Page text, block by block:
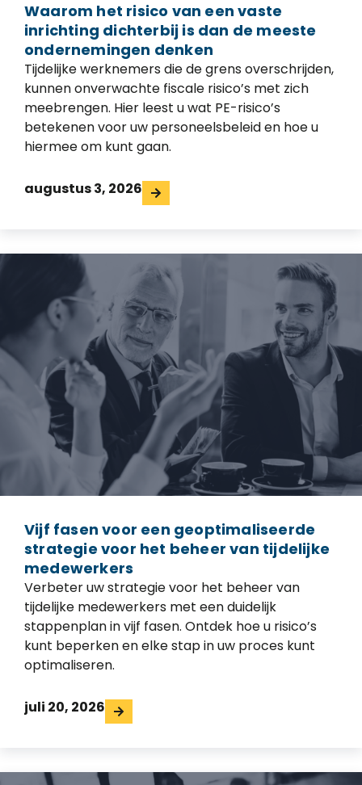
Waarom het risico van een vaste
inrichting dichterbij is dan de meeste
ondernemingen denken
Tijdelijke werknemers die de grens overschrijden,
kunnen onverwachte fiscale risico’s met zich
meebrengen. Hier leest u wat PE-risico’s
betekenen voor uw personeelsbeleid en hoe u
hiermee om kunt gaan.
augustus 3, 2026
Vijf fasen voor een geoptimaliseerde
strategie voor het beheer van tijdelijke
medewerkers
Verbeter uw strategie voor het beheer van
tijdelijke medewerkers met een duidelijk
stappenplan in vijf fasen. Ontdek hoe u risico’s
kunt beperken en elke stap in uw proces kunt
optimaliseren.
juli 20, 2026